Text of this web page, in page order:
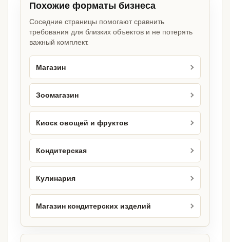
Похожие форматы бизнеса
Соседние страницы помогают сравнить
требования для близких объектов и не потерять
важный комплект.
Магазин
Зоомагазин
Киоск овощей и фруктов
Кондитерская
Кулинария
Магазин кондитерских изделий